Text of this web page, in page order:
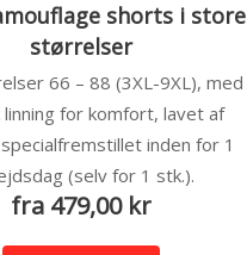
shorts i store
størrelser
66 – 88 (3XL-9XL), med
linning for komfort, lavet af
inden for 1
(selv for 1 stk.).
fra 479,00 kr